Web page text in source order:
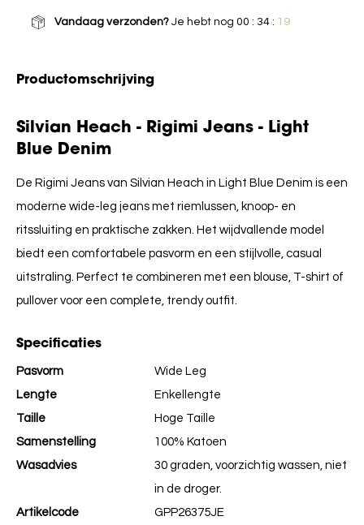
Vandaag verzonden?Je hebt nog 00 : 34 : 19
Productomschrijving
Silvian Heach - Rigimi Jeans - Light
Blue Denim
De Rigimi Jeans van Silvian Heach in Light Blue Denim is een
moderne wide-leg jeans met riemlussen, knoop- en
ritssluiting en praktische zakken. Het wijdvallende model
biedt een comfortabele pasvorm en een stijlvolle, casual
uitstraling. Perfect te combineren met een blouse, T-shirt of
pullover voor een complete, trendy outfit.
Specificaties
Pasvorm
Wide Leg
Lengte
Enkellengte
Taille
Hoge Taille
Samenstelling
100% Katoen
Wasadvies
30 graden, voorzichtig wassen, niet
in de droger.
Artikelcode
GPP26375JE